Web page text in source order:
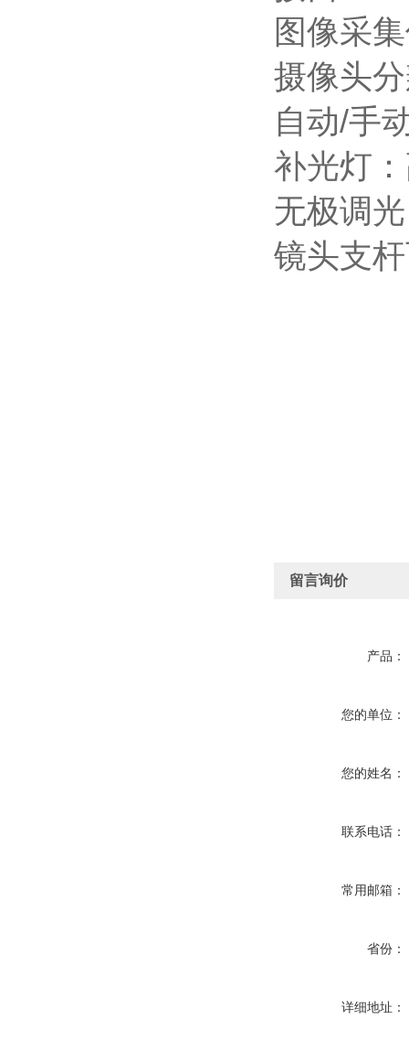
图像采
摄像头
自动/手
补光灯
无极调
镜头支
留言询价
产品：
您的单位：
您的姓名：
联系电话：
常用邮箱：
省份：
详细地址：